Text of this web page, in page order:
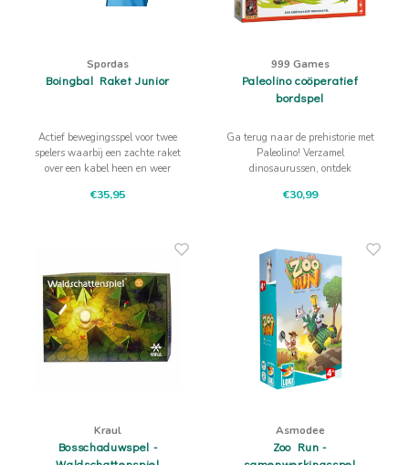
Spordas
Boingbal Raket Junior
Actief bewegingsspel voor twee
spelers waarbij een zachte raket
over een kabel heen en weer
coördinatie en beweging.
€35,95
999 Games
Paleolino coöperatief
bordspel
Ga terug naar de prehistorie met
Paleolino! Verzamel
dinosaurussen, ontdek
spelenderwijs over de oertijd. Een
strategie en ontdekking.
€30,99
Kraul
Bosschaduwspel -
Asmodee
Zoo Run -